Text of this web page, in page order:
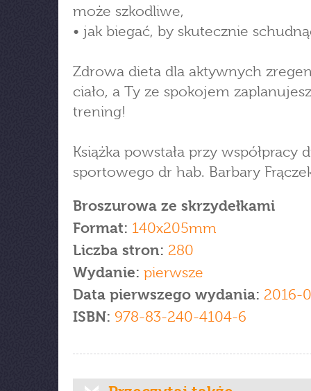
może szkodliwe,
• jak biegać, by skutecznie
Zdrowa dieta dla aktywnych
ciało, a Ty ze spokojem
trening!
Książka powstała przy współpracy
sportowego dr hab. Barbary
Broszurowa ze skrzydełkami
Format: 140x205mm
Liczba stron: 280
Wydanie: pierwsze
Data pierwszego wydania: 2016-
ISBN: 978-83-240-4104-6